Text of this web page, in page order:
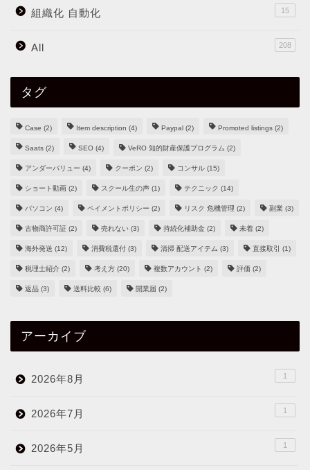
組織化 自動化 15
All 208
タグ
Case (2) Item description (4) Paypal (2) Promoted listings (2)
Saats (2) SEO (4) VeRO 知的財産保護プログラム (2)
アンダーバリュー (4) クーポン (2) コンサル (15)
ショート動画 (2) スクール生の声 (1) テクニック (14)
パソコン (4) ペイメントポリシー (2) リスク 危機管理 (2) 副業 (3)
古物商許可証 (2) 売れない (3) 持続化補助金 (2) 未着 (2)
海外発送 (12) 消費税還付 (3) 清掃 配送アイテム (3) 直接取引 (1)
税理士紹介 (2) 考え方 (20) 複数アカウント (2) 評価 (2)
返品 (3) 送料比較 (6) 開業届 (2)
アーカイブ
2026年8月 1
2026年7月 1
2026年5月 1